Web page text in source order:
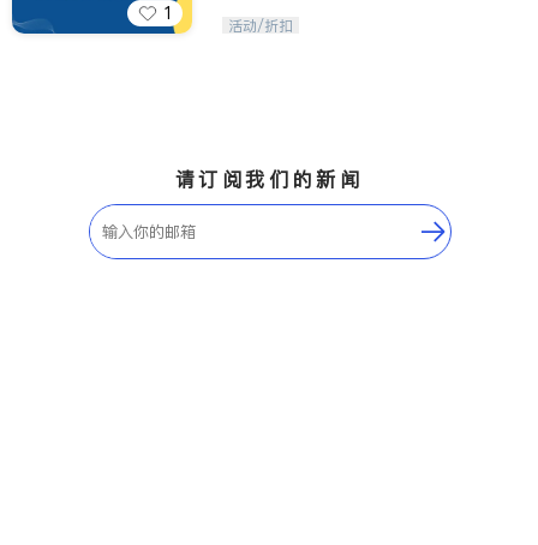
1
iTalkBB精英 官方账号。您的美国生活
活动/折扣
请订阅我们的新闻